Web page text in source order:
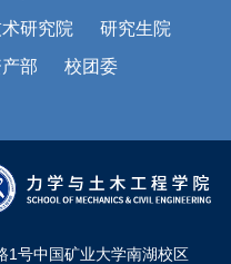
研究院
研究生院
部
校团委
1号中国矿业大学南湖校区